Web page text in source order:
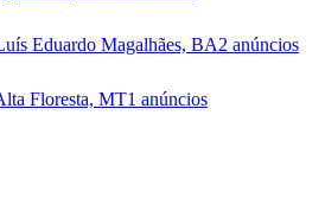
Eduardo Magalhães, BA2 anúncios
Floresta, MT1 anúncios